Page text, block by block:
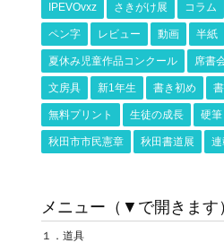
IPEVOvxz さきがけ展 コラム
ペン字 レビュー 動画 半紙
夏休み児童作品コンクール 席書
文房具 新1年生 書き初め
無料プリント 生徒の成長 硬筆
秋田市市民憲章 秋田書道展
メニュー（▼で開きます
１．道具